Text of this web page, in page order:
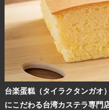
台楽蛋糕（タイラクタンガオ
にこだわる台湾カステラ専門